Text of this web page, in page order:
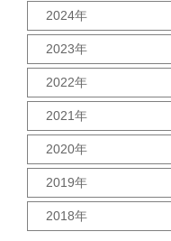
10月 (2)
9月 (2)
8月 (2)
7月 (2)
6月 (2)
5月 (3)
4月 (1)
3月 (2)
2月 (2)
1月 (3)
2024年
12月 (1)
11月 (2)
10月 (2)
9月 (2)
8月 (2)
7月 (2)
6月 (2)
5月 (2)
4月 (2)
3月 (1)
2月 (2)
2023年
12月 (2)
11月 (2)
10月 (2)
9月 (2)
8月 (2)
7月 (2)
6月 (2)
5月 (2)
4月 (2)
2022年
12月 (2)
11月 (2)
10月 (3)
9月 (3)
8月 (2)
6月 (2)
5月 (3)
2021年
12月 (2)
11月 (2)
10月 (2)
9月 (5)
8月 (1)
2020年
12月 (2)
11月 (2)
10月 (2)
9月 (1)
2019年
12月 (3)
11月 (1)
2018年